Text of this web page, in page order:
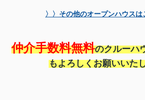
〉〉その他のオープンハウスは
仲介手数料無料のクルーハ
もよろしくお願いいた